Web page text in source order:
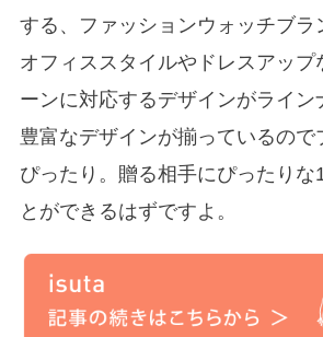
する、ファッションウォッチブラ
オフィススタイルやドレスアップ
ーンに対応するデザインがライン
豊富なデザインが揃っているので
ぴったり。贈る相手にぴったりな
とができるはずですよ。